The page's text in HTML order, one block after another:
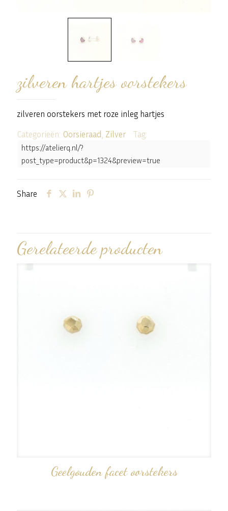
zilveren hartjes oorstekers
zilveren oorstekers met roze inleg hartjes
Categorieën: Oorsieraad Zilver Tag:
https://atelierq.nl/?
post_type=product&p=1324&preview=true
Share
Gerelateerde producten
Geelgouden facet oorstekers